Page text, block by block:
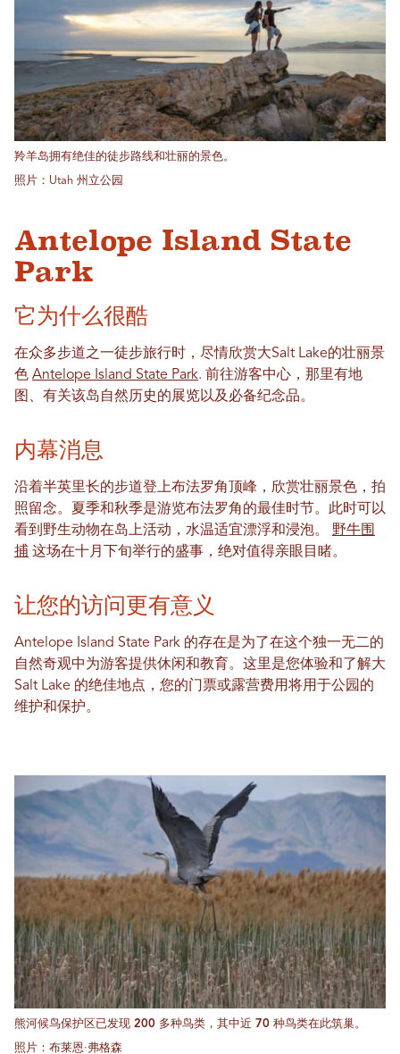
羚羊岛拥有绝佳的徒步路线和壮丽的景色。
照片：Utah 州立公园
Antelope Island State
Park
它为什么很酷
在众多步道之一徒步旅行时，尽情欣赏大Salt Lake的壮丽景
色 Antelope Island State Park. 前往游客中心，那里有地
图、有关该岛自然历史的展览以及必备纪念品。
内幕消息
沿着半英里长的步道登上布法罗角顶峰，欣赏壮丽景色，拍
照留念。夏季和秋季是游览布法罗角的最佳时节。此时可以
看到野生动物在岛上活动，水温适宜漂浮和浸泡。 野牛围
捕 这场在十月下旬举行的盛事，绝对值得亲眼目睹。
让您的访问更有意义
Antelope Island State Park 的存在是为了在这个独一无二的
自然奇观中为游客提供休闲和教育。这里是您体验和了解大
Salt Lake 的绝佳地点，您的门票或露营费用将用于公园的
维护和保护。
熊河候鸟保护区已发现 200 多种鸟类，其中近 70 种鸟类在此筑巢。
照片：布莱恩·弗格森